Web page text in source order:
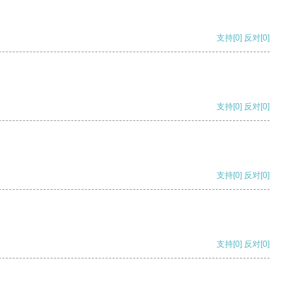
支持[0] 反对[0]
支持[0] 反对[0]
支持[0] 反对[0]
支持[0] 反对[0]